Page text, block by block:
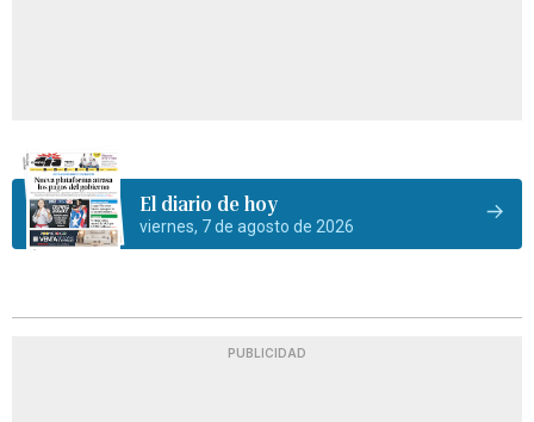
El diario de hoy
viernes, 7 de agosto de 2026
PUBLICIDAD